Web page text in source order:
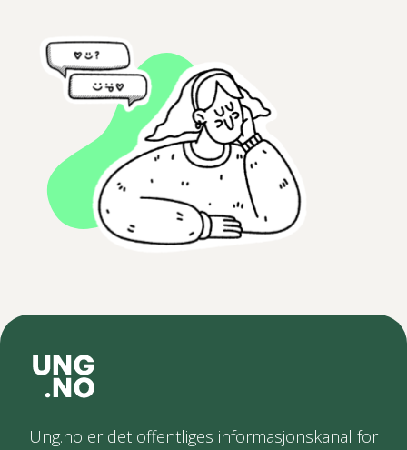
Ung.no er det offentliges informasjonskanal for